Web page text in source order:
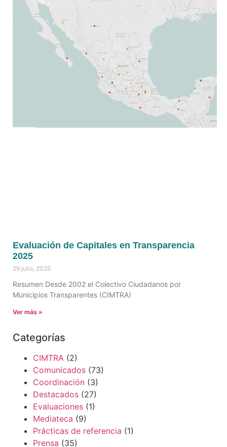
Evaluación de Capitales en Transparencia
2025
29 julio, 2025
Resumen Desde 2002 el Colectivo Ciudadanos por
Municipios Transparentes (CIMTRA)
Ver más »
Categorías
CIMTRA (2)
Comunicados (73)
Coordinación (3)
Destacados (27)
Evaluaciones (1)
Mediateca (9)
Prácticas de referencia (1)
Prensa (35)